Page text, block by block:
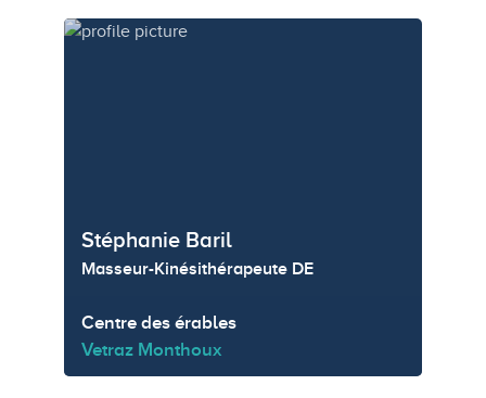
Stéphanie Baril
Masseur-Kinésithérapeute DE
Centre des érables
Vetraz Monthoux